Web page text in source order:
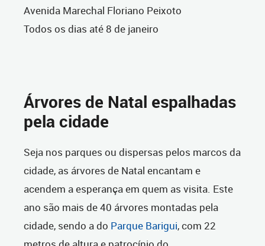
Avenida Marechal Floriano Peixoto
Todos os dias até 8 de janeiro
Árvores de Natal espalhadas
pela cidade
Seja nos parques ou dispersas pelos marcos da
cidade, as árvores de Natal encantam e
acendem a esperança em quem as visita. Este
ano são mais de 40 árvores montadas pela
cidade, sendo a do Parque Barigui, com 22